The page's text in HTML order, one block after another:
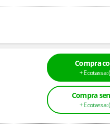
Compra
+ Ecotassa: (
Compra
+ Ecotassa: (